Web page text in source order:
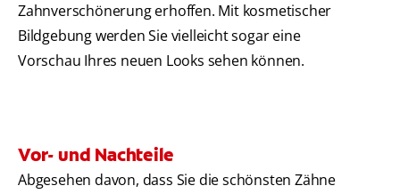
Zahnverschönerung erhoffen. Mit kosmetischer
Bildgebung werden Sie vielleicht sogar eine
Vorschau Ihres neuen Looks sehen können.
Vor- und Nachteile
Abgesehen davon, dass Sie die schönsten Zähne